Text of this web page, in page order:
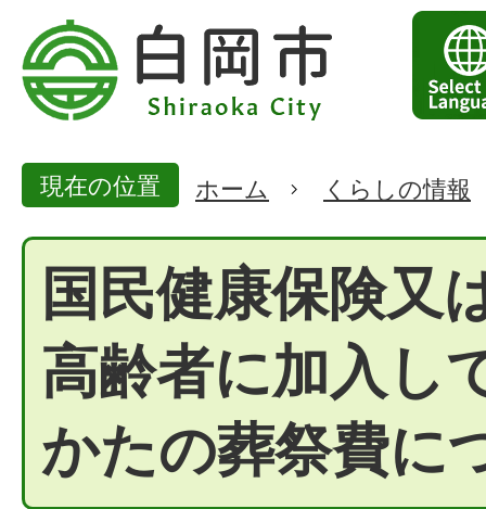
現在の位置 ホーム くらしの情報
国民健康保険又
高齢者に加入し
かたの葬祭費に